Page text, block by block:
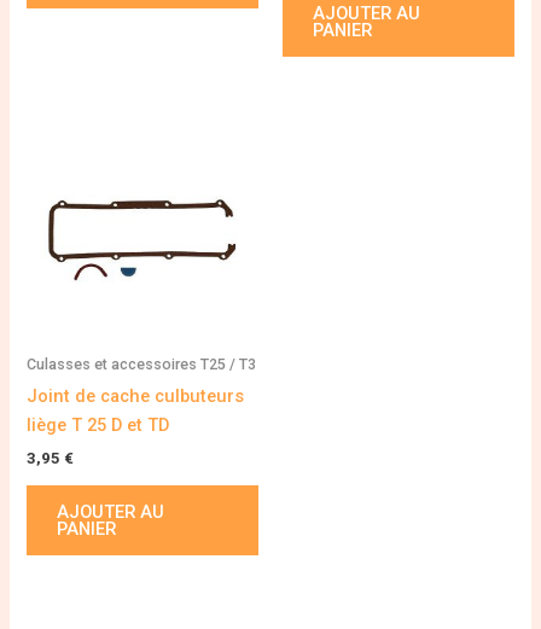
AJOUTER AU
PANIER
Culasses et accessoires T25 / T3
Joint de cache culbuteurs
liège T 25 D et TD
3,95 €
AJOUTER AU
PANIER